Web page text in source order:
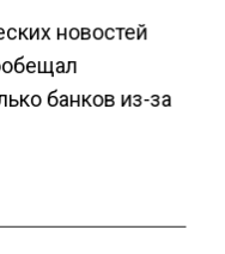
новостей
банков из-за